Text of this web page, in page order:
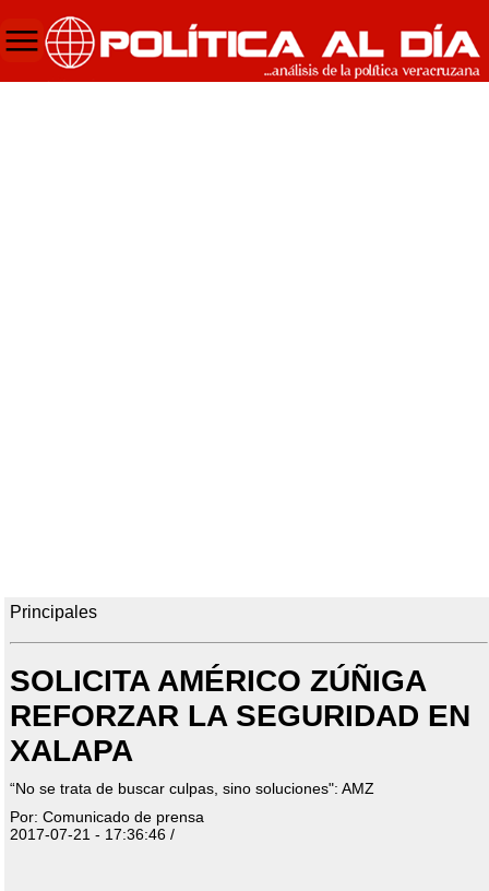
Principales
SOLICITA AMÉRICO ZÚÑIGA
REFORZAR LA SEGURIDAD EN
XALAPA
“No se trata de buscar culpas, sino soluciones": AMZ
Por: Comunicado de prensa
2017-07-21 - 17:36:46 /